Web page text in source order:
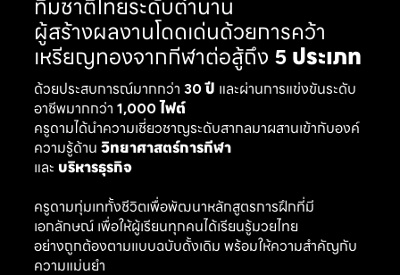
ทีมชาติไทยระดับตำนาน
ผู้สร้างผลงานโดดเด่นด้วยการคว้า
เหรียญทองจากกีฬาต่อสู้ถึง 5 ประเภท
ด้วยประสบการณ์มากกว่า 30 ปี และผ่านการแข่งขันระดับ
อาชีพมากกว่า 1,000 ไฟต์
ครูดามได้นำความเชี่ยวชาญระดับสากลมาผสานเข้ากับองค์
ความรู้ด้าน วิทยาศาสตร์การกีฬา
และ บริหารธุรกิจ
ครูดามทุ่มเททั้งชีวิตเพื่อพัฒนาหลักสูตรการฝึกที่มี
เอกลักษณ์ เพื่อให้ผู้เรียนทุกคนได้เรียนรู้มวยไทย
อย่างถูกต้องตามแบบฉบับดั้งเดิม พร้อมให้ความสำคัญกับ
ความแม่นยำ